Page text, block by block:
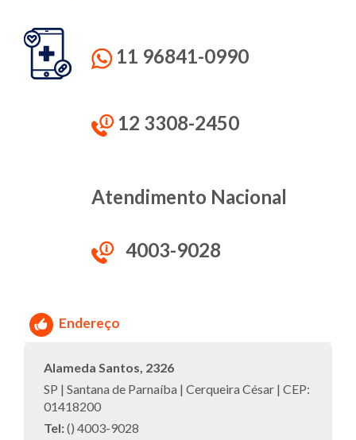
11 96841-0990
12 3308-2450
Atendimento Nacional
4003-9028
Endereço
Alameda Santos, 2326
SP | Santana de Parnaíba | Cerqueira César | CEP:
01418200
Tel:() 4003-9028